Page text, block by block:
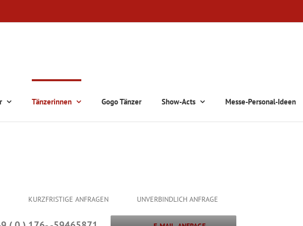
Tänzerinnen Gogo Tänzer Show-Acts Messe-Personal-Ideen
KURZFRISTIGE ANFRAGEN UNVERBINDLICH ANFRAGE